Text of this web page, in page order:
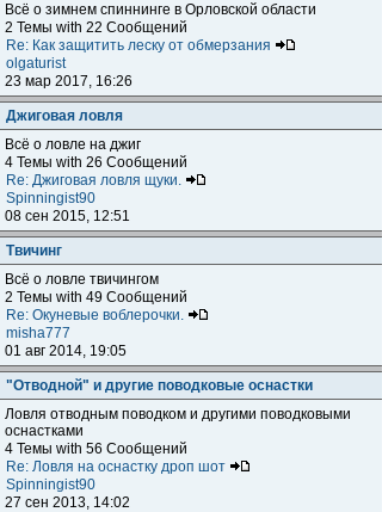
Всё о зимнем спиннинге в Орловской области
2 Темы with 22 Сообщений
Re: Как защитить леску от обмерзания
olgaturist
23 мар 2017, 16:26
Джиговая ловля
Всё о ловле на джиг
4 Темы with 26 Сообщений
Re: Джиговая ловля щуки.
Spinningist90
08 сен 2015, 12:51
Твичинг
Всё о ловле твичингом
2 Темы with 49 Сообщений
Re: Окуневые воблерочки.
misha777
01 авг 2014, 19:05
"Отводной" и другие поводковые оснастки
Ловля отводным поводком и другими поводковыми
оснастками
4 Темы with 56 Сообщений
Re: Ловля на оснастку дроп шот
Spinningist90
27 сен 2013, 14:02